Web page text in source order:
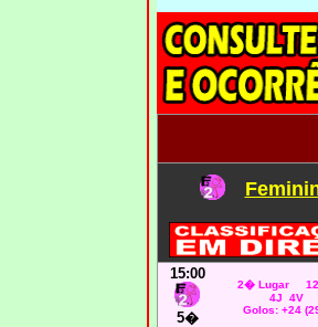
15:00
5�
2� Lugar 12
4J 4V
Golos: +24